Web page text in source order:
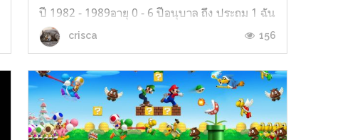
ปี 1982 - 1989อายุ 0 - 6 ปีอนุบาล ถึง ประถม 1 ฉัน
เกิดที่กรุงเทพฯ แต่ชีวิตวัยเด็กอยู่สระบุรีตอนนั้นจำ
อะไรได้น้อยมากๆ ความทรงจำเหมือนเป็น
fragment ชิ้นเล็กชิ้นน้อยม...
crisca 156